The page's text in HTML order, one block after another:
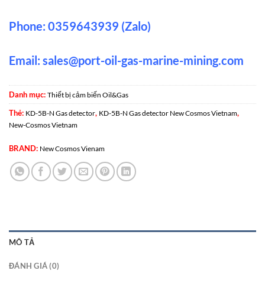
Phone: 0359643939 (Zalo)
Email: sales@port-oil-gas-marine-mining.com
Danh mục: Thiết bị cảm biến Oil&Gas
Thẻ: KD-5B-N Gas detector, KD-5B-N Gas detector New Cosmos Vietnam,
New-Cosmos Vietnam
BRAND: New Cosmos Vienam
MÔ TẢ
ĐÁNH GIÁ (0)